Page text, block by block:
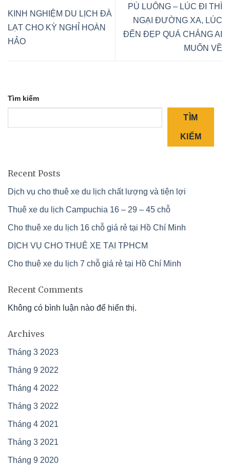
KINH NGHIỆM DU LỊCH ĐÀ
LẠT CHO KỲ NGHỈ HOÀN
HẢO
PÙ LUÔNG – LÚC ĐI THÌ
NGẠI ĐƯỜNG XA, LÚC
ĐẾN ĐẸP QUÁ CHẲNG AI
MUỐN VỀ
Tìm kiếm
TÌM
KIẾM
Recent Posts
Dịch vụ cho thuê xe du lịch chất lượng và tiện lợi
Thuê xe du lịch Campuchia 16 – 29 – 45 chỗ
Cho thuê xe du lịch 16 chỗ giá rẻ tại Hồ Chí Minh
DỊCH VỤ CHO THUÊ XE TẠI TPHCM
Cho thuê xe du lịch 7 chỗ giá rẻ tại Hồ Chí Minh
Recent Comments
Không có bình luận nào để hiển thị.
Archives
Tháng 3 2023
Tháng 9 2022
Tháng 4 2022
Tháng 3 2022
Tháng 4 2021
Tháng 3 2021
Tháng 9 2020